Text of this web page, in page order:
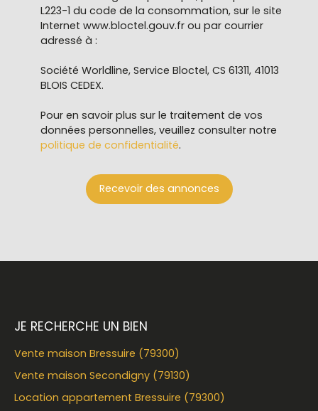
L223-1 du code de la consommation, sur le site
Internet www.bloctel.gouv.fr ou par courrier
adressé à :
Société Worldline, Service Bloctel, CS 61311, 41013
BLOIS CEDEX.
Pour en savoir plus sur le traitement de vos
données personnelles, veuillez consulter notre
politique de confidentialité.
Recevoir des annonces
JE RECHERCHE UN BIEN
Vente maison Bressuire (79300)
Vente maison Secondigny (79130)
Location appartement Bressuire (79300)